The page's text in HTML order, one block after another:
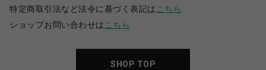
特定商取引法など法令に基づく表記は こちら
ショップお問い合わせは こちら
SHOP TOP